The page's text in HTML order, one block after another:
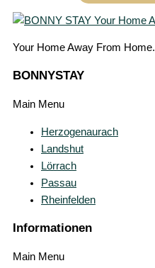
Your Home Away From Home.
BONNYSTAY
Main Menu
Herzogenaurach
Landshut
Lörrach
Passau
Rheinfelden
Informationen
Main Menu